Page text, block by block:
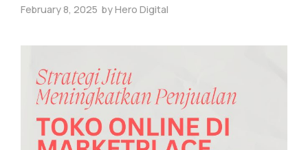
February 8, 2025 byHero Digital